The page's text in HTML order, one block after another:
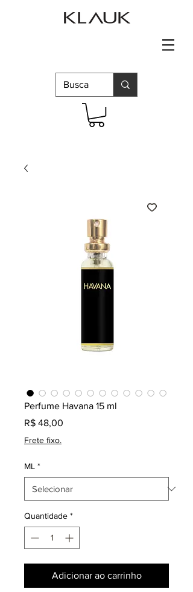
Perfume Havana 15 ml
R$ 48,00
Frete fixo.
ML *
Quantidade *
Adicionar ao carrinho